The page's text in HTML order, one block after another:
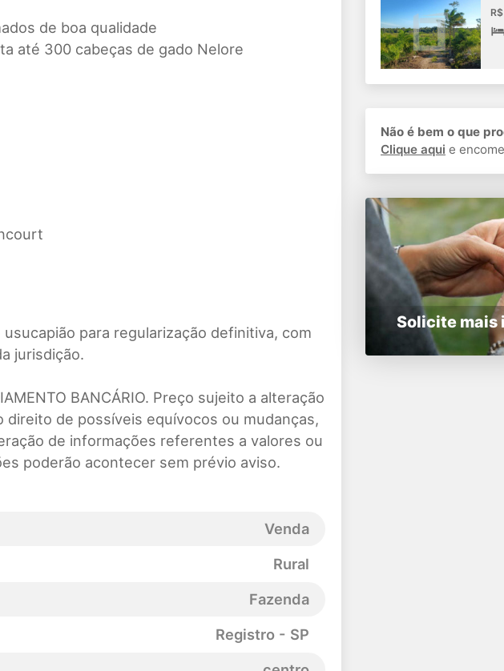
de boa qualidade
até 300 cabeças de gado Nelore
para regularização definitiva, com
jurisdição.
BANCÁRIO. Preço sujeito a alteração
direito de possíveis equívocos ou mudanças,
de informações referentes a valores ou
poderão acontecer sem prévio aviso.
Venda
Rural
Fazenda
Registro - SP
R$
Não é bem o que
Clique aqui e
Solicite mais